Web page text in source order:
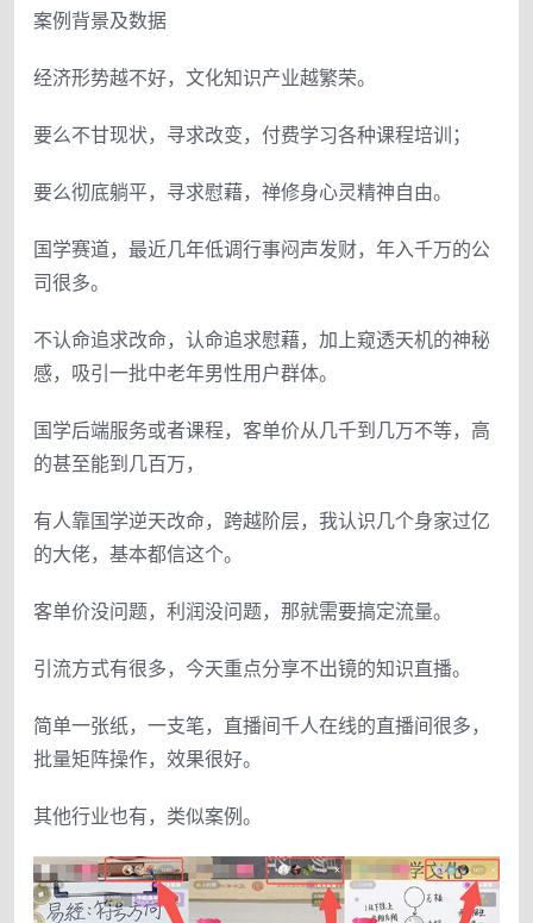
案例背景及数据
经济形势越不好，文化知识产业越繁荣。
要么不甘现状，寻求改变，付费学习各种课程培训；
要么彻底躺平，寻求慰藉，禅修身心灵精神自由。
国学赛道，最近几年低调行事闷声发财，年入千万的公
司很多。
不认命追求改命，认命追求慰藉，加上窥透天机的神秘
感，吸引一批中老年男性用户群体。
国学后端服务或者课程，客单价从几千到几万不等，高
的甚至能到几百万，
有人靠国学逆天改命，跨越阶层，我认识几个身家过亿
的大佬，基本都信这个。
客单价没问题，利润没问题，那就需要搞定流量。
引流方式有很多，今天重点分享不出镜的知识直播。
简单一张纸，一支笔，直播间千人在线的直播间很多，
批量矩阵操作，效果很好。
其他行业也有，类似案例。